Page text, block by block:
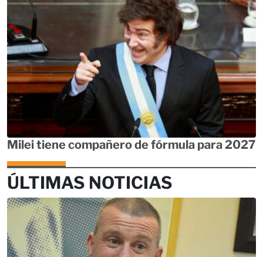
Milei tiene compañero de fórmula para 2027
ÚLTIMAS NOTICIAS